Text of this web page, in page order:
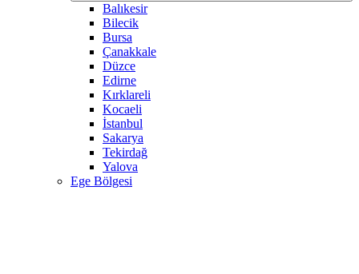
Balıkesir
Bilecik
Bursa
Çanakkale
Düzce
Edirne
Kırklareli
Kocaeli
İstanbul
Sakarya
Tekirdağ
Yalova
Ege Bölgesi